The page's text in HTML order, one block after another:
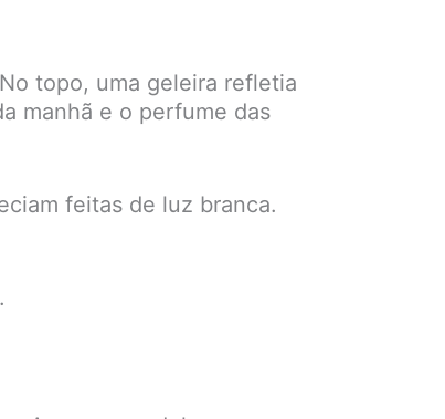
topo, uma geleira refletia
manhã e o perfume das
feitas de luz branca.